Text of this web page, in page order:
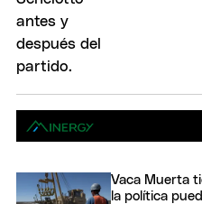
Vaca Muerta
la política